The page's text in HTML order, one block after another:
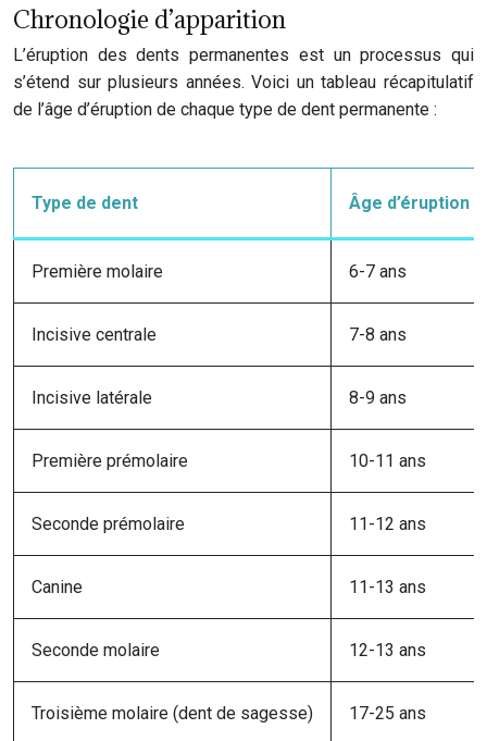
Chronologie d’apparition
L’éruption des dents permanentes est un processus qui
s’étend sur plusieurs années. Voici un tableau récapitulatif
de l’âge d’éruption de chaque type de dent permanente :
Type de dent Âge d’éruption
Première molaire 6-7 ans
Incisive centrale 7-8 ans
Incisive latérale 8-9 ans
Première prémolaire 10-11 ans
Seconde prémolaire 11-12 ans
Canine 11-13 ans
Seconde molaire 12-13 ans
Troisième molaire (dent de sagesse) 17-25 ans